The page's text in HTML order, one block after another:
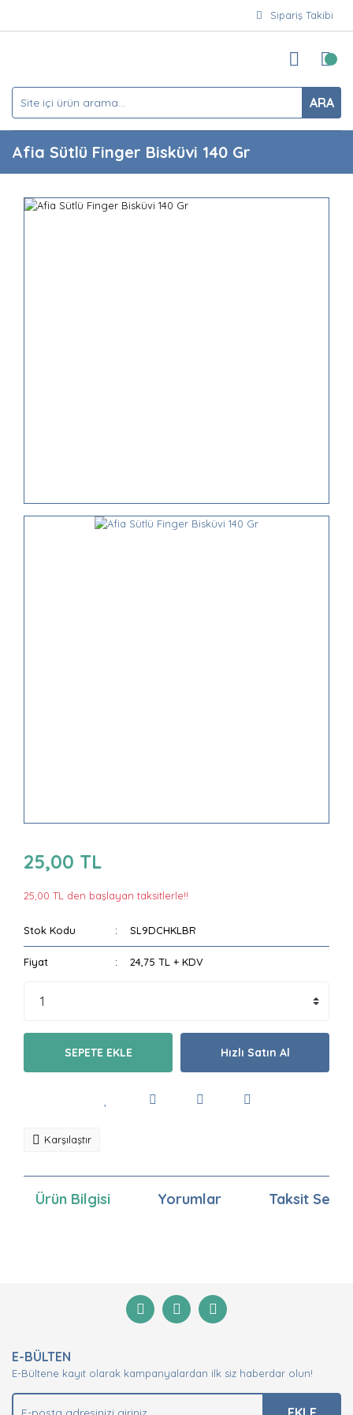
Sipariş Takibi
ARA
Afia Sütlü Finger Bisküvi 140 Gr
25,00 TL
25,00 TL den başlayan taksitlerle!!
Stok Kodu SL9DCHKLBR
Fiyat 24,75 TL + KDV
SEPETE EKLE Hızlı Satın Al
Karşılaştır
Ürün Bilgisi Yorumlar Taksit
Yorum Yaz
Görüş ve önerileriniz için teşekkür ederiz.
Ürün açıklamasında eksik bilgiler bulunuyor.
Ürün bilgilerinde hatalar bulunuyor.
E-BÜLTEN
E-Bültene kayıt olarak kampanyalardan ilk siz haberdar olun!